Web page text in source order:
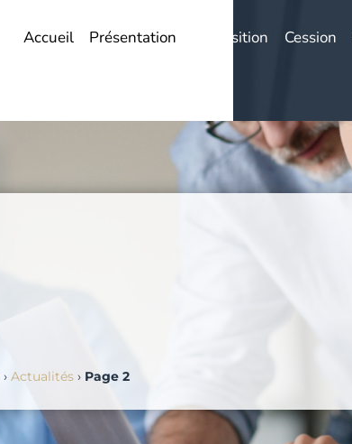
Accueil Présentation Acquisition Cession
› Actualités › Page 2